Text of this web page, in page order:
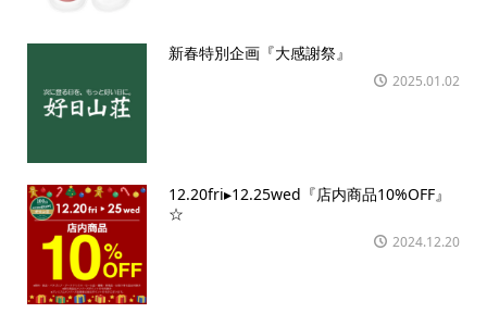
新春特別企画『大感謝祭』
2025.01.02
12.20fri▸12.25wed『店内商品10%OFF』
☆
2024.12.20